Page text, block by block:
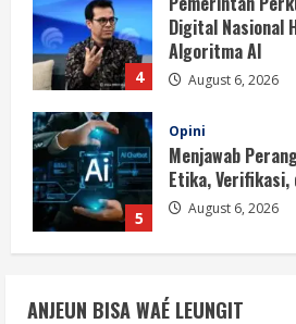
5
Menjawab
Etika, Verifikasi,
August 6, 2026
1
BMP Ajak
Anarkis Demi
Pembangunan
August 6, 2026
BMP Kecam Aksi
ANJEUN BISA WAÉ LEUNGIT